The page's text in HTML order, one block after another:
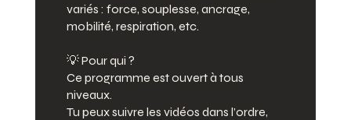
variés : force, souplesse, ancrage,
mobilité, respiration, etc.
💡 Pour qui ?
Ce programme est ouvert à tous
niveaux.
Tu peux suivre les vidéos dans l’ordre,